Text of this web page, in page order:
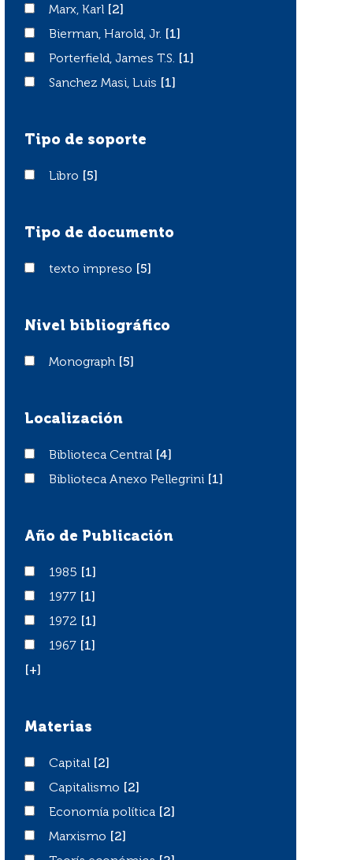
Marx, Karl
Marx, Karl
[2]
Bierman, Harold, Jr.
Bierman, Harold, Jr.
[1]
Porterfield, James T.S.
Porterfield, James T.S.
[1]
Sanchez Masi, Luis
Sanchez Masi, Luis [1]
Tipo de soporte
LibroLibro [5]
Tipo de documento
texto impreso
texto impreso [5]
Nivel bibliográfico
Monograph
Monograph [5]
Localización
Biblioteca Central
Biblioteca Central
[4]
Biblioteca Anexo Pellegrini
Biblioteca Anexo Pellegrini [1]
Año de Publicación
19851985
[1]
19771977
[1]
19721972
[1]
19671967
[1]
[+]
Materias
CapitalCapital
[2]
Capitalismo
Capitalismo
[2]
Economía política
Economía política
[2]
Marxismo
Marxismo
[2]